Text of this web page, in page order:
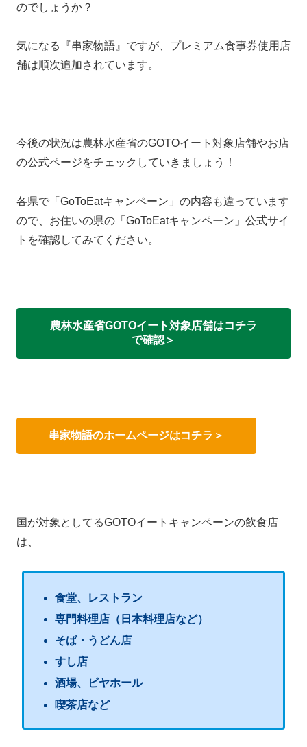
のでしょうか？
気になる『串家物語』ですが、プレミアム食事券使用店
舗は順次追加されています。
今後の状況は農林水産省のGOTOイート対象店舗やお店
の公式ページをチェックしていきましょう！
各県で「GoToEatキャンペーン」の内容も違っています
ので、お住いの県の「GoToEatキャンペーン」公式サイ
トを確認してみてください。
農林水産省GOTOイート対象店舗はコチラ
で確認＞
串家物語のホームページはコチラ＞
国が対象としてるGOTOイートキャンペーンの飲食店
は、
食堂、レストラン
専門料理店（日本料理店など）
そば・うどん店
すし店
酒場、ビヤホール
喫茶店など